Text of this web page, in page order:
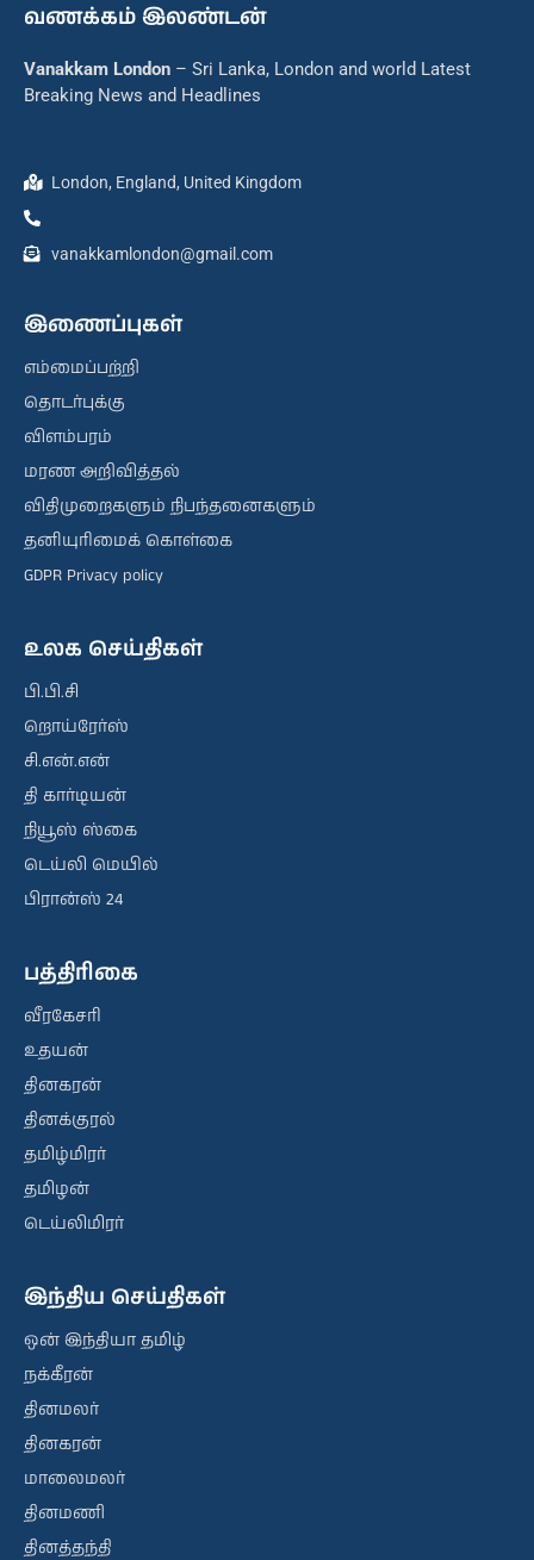
வணக்கம் இலண்டன்
Vanakkam London – Sri Lanka, London and world Latest
Breaking News and Headlines
London, England, United Kingdom
vanakkamlondon@gmail.com
இணைப்புகள்
எம்மைப்பற்றி
தொடர்புக்கு
விளம்பரம்
மரண அறிவித்தல்
விதிமுறைகளும் நிபந்தனைகளும்
தனியுரிமைக் கொள்கை
GDPR Privacy policy
உலக செய்திகள்
பி.பி.சி
றொய்ரேர்ஸ்
சி.என்.என்
தி கார்டியன்
நியூஸ் ஸ்கை
டெய்லி மெயில்
பிரான்ஸ் 24
பத்திரிகை
வீரகேசரி
உதயன்
தினகரன்
தினக்குரல்
தமிழ்மிரர்
தமிழன்
டெய்லிமிரர்
இந்திய செய்திகள்
ஒன் இந்தியா தமிழ்
நக்கீரன்
தினமலர்
தினகரன்
மாலைமலர்
தினமணி
தினத்தந்தி